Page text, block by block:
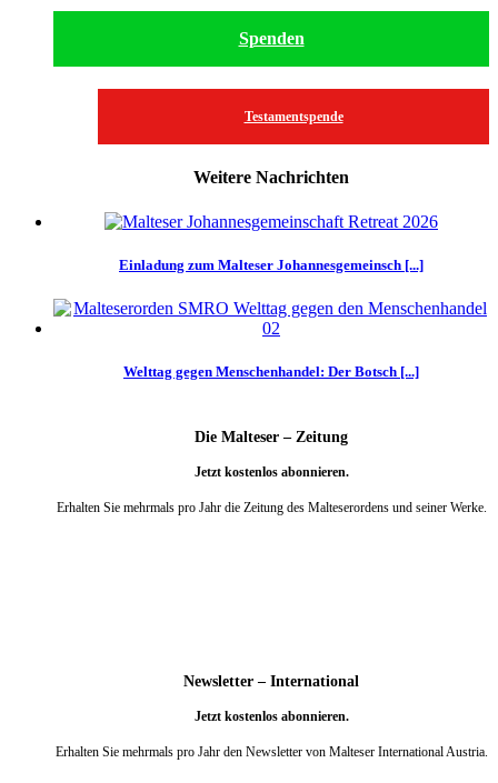
Spenden
Testamentspende
Weitere Nachrichten
Einladung zum Malteser Johannesgemeinsch [...]
Welttag gegen Menschenhandel: Der Botsch [...]
Die Malteser – Zeitung
Jetzt kostenlos abonnieren.
Erhalten Sie mehrmals pro Jahr die Zeitung des Malteserordens und seiner Werke.
Newsletter – International
Jetzt kostenlos abonnieren.
Erhalten Sie mehrmals pro Jahr den Newsletter von Malteser International Austria.